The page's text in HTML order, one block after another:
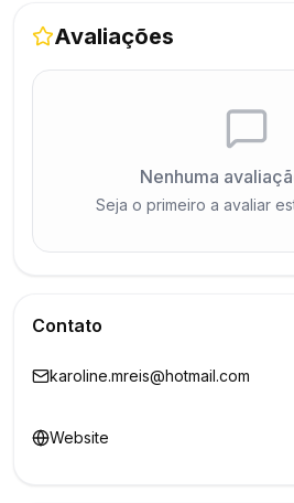
Avaliações
Nenhuma
Seja o primeiro a avaliar
Contato
karoline.mreis@hotmail.com
Website